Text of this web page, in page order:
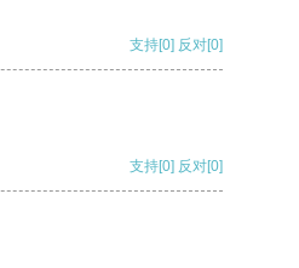
支持[0] 反对[0]
支持[0] 反对[0]